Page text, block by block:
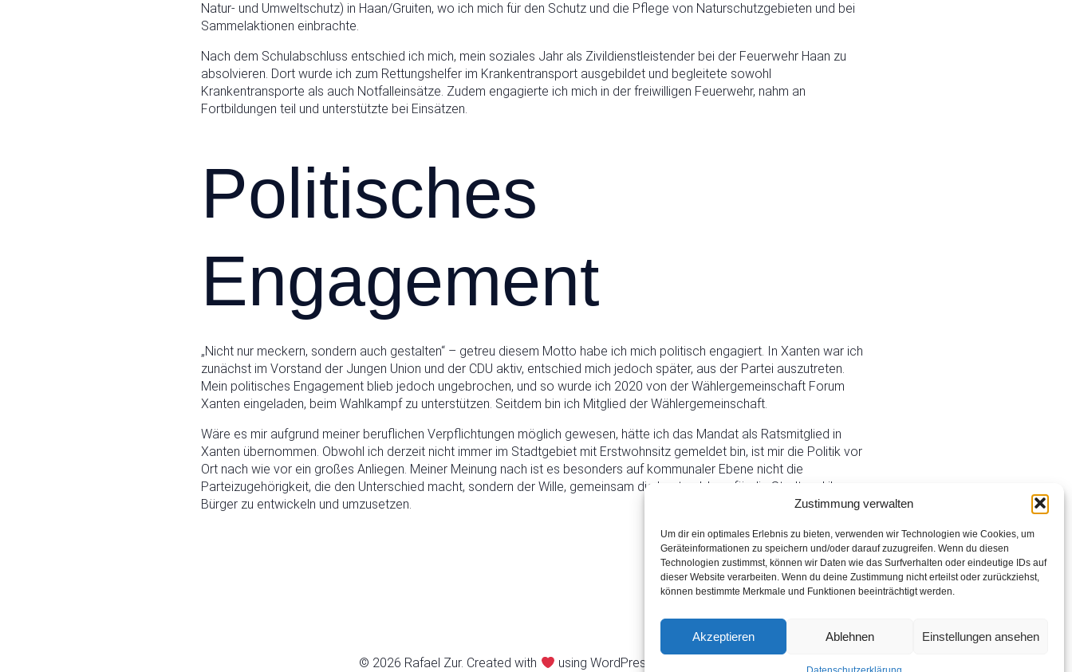
Zustimmung verwalten
Um dir ein optimales Erlebnis zu bieten, verwenden wir Technologien wie Cookies, um
Geräteinformationen zu speichern und/oder darauf zuzugreifen. Wenn du diesen
Technologien zustimmst, können wir Daten wie das Surfverhalten oder eindeutige IDs auf
dieser Website verarbeiten. Wenn du deine Zustimmung nicht erteilst oder zurückziehst,
können bestimmte Merkmale und Funktionen beeinträchtigt werden.
Akzeptieren Ablehnen Einstellungen ansehen
Natur- und Umweltschutz) in Haan/Gruiten, wo ich mich für den Schutz und die Pflege von Naturschutzgebieten und bei
Sammelaktionen einbrachte.
Nach dem Schulabschluss entschied ich mich, mein soziales Jahr als Zivildienstleistender bei der Feuerwehr Haan zu
absolvieren. Dort wurde ich zum Rettungshelfer im Krankentransport ausgebildet und begleitete sowohl
Krankentransporte als auch Notfalleinsätze. Zudem engagierte ich mich in der freiwilligen Feuerwehr, nahm an
Fortbildungen teil und unterstützte bei Einsätzen.
Politisches
Engagement
„Nicht nur meckern, sondern auch gestalten“ – getreu diesem Motto habe ich mich politisch engagiert. In Xanten war ich
zunächst im Vorstand der Jungen Union und der CDU aktiv, entschied mich jedoch später, aus der Partei auszutreten.
Mein politisches Engagement blieb jedoch ungebrochen, und so wurde ich 2020 von der Wählergemeinschaft Forum
Xanten eingeladen, beim Wahlkampf zu unterstützen. Seitdem bin ich Mitglied der Wählergemeinschaft.
Wäre es mir aufgrund meiner beruflichen Verpflichtungen möglich gewesen, hätte ich das Mandat als Ratsmitglied in
Xanten übernommen. Obwohl ich derzeit nicht immer im Stadtgebiet mit Erstwohnsitz gemeldet bin, ist mir die Politik vor
Ort nach wie vor ein großes Anliegen. Meiner Meinung nach ist es besonders auf kommunaler Ebene nicht die
Parteizugehörigkeit, die den Unterschied macht, sondern der Wille, gemeinsam die besten Ideen für die Stadt und ihre
Bürger zu entwickeln und umzusetzen.
© 2026 Rafael Zur. Created with using WordPress and